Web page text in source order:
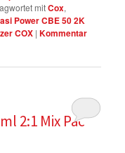
mitCox,
Power CBE 50 2K
COX |Kommentar
2:1 Mix Pac